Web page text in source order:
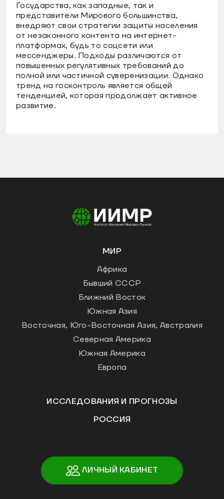
Государства, как западные, так и
представители Мирового большинства,
внедряют свои стратегии защиты населения
от незаконного контента на интернет-
платформах, будь то соцсети или
мессенджеры. Подходы различаются от
повышенных регулятивных требований до
полной или частичной суверенизации. Однако
тренд на госконтроль является общей
тенденцией, которая продолжает активное
развитие.
МИР
Африка
Бывший СССР
Ближний Восток
Южная Азия
Восточная, Юго-Восточная Азия, Австралия
Северная Америка
Южная Америка
Европа
ИССЛЕДОВАНИЯ И ПРОГНОЗЫ
РОССИЯ
ЛИЧНЫЙ КАБИНЕТ